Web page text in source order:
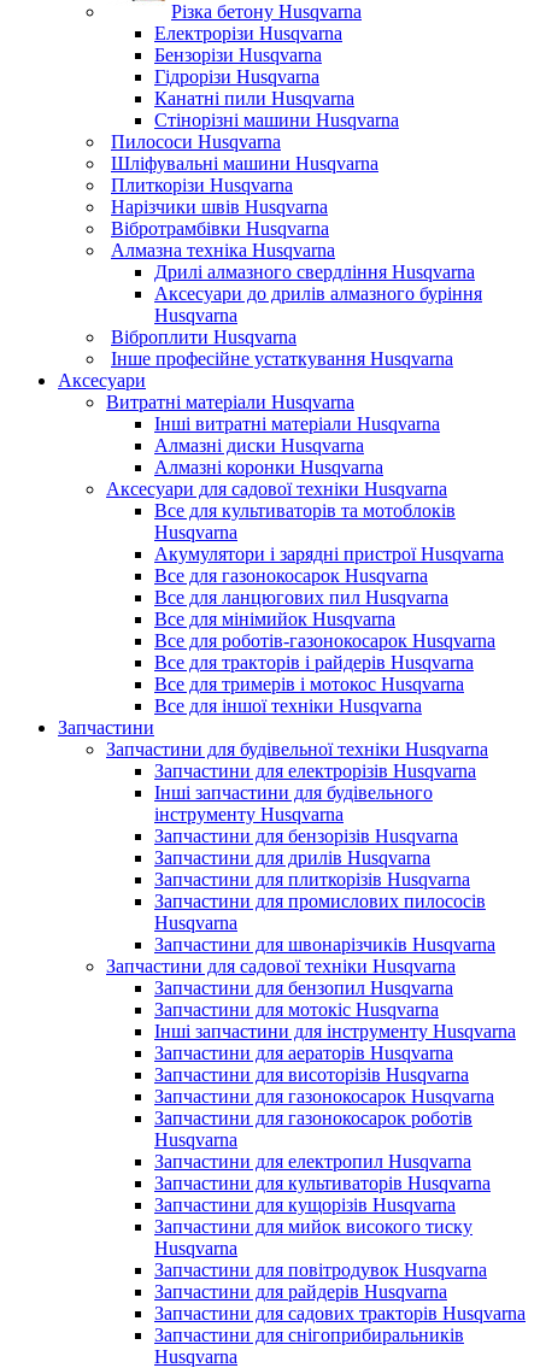
Різка бетону Husqvarna
Електрорізи Husqvarna
Бензорізи Husqvarna
Гідрорізи Husqvarna
Канатні пили Husqvarna
Стінорізні машини Husqvarna
Пилососи Husqvarna
Шліфувальні машини Husqvarna
Плиткорізи Husqvarna
Нарізчики швів Husqvarna
Вібротрамбівки Husqvarna
Алмазна техніка Husqvarna
Дрилі алмазного свердління Husqvarna
Аксесуари до дрилів алмазного буріння
Husqvarna
Віброплити Husqvarna
Інше професійне устаткування Husqvarna
Аксесуари
Витратні матеріали Husqvarna
Інші витратні матеріали Husqvarna
Алмазні диски Husqvarna
Алмазні коронки Husqvarna
Аксесуари для садової техніки Husqvarna
Все для культиваторів та мотоблоків
Husqvarna
Акумулятори і зарядні пристрої Husqvarna
Все для газонокосарок Husqvarna
Все для ланцюгових пил Husqvarna
Все для мінімийок Husqvarna
Все для роботів-газонокосарок Husqvarna
Все для тракторів і райдерів Husqvarna
Все для тримерів і мотокос Husqvarna
Все для іншої техніки Husqvarna
Запчастини
Запчастини для будівельної техніки Husqvarna
Запчастини для електрорізів Husqvarna
Інші запчастини для будівельного
інструменту Husqvarna
Запчастини для бензорізів Husqvarna
Запчастини для дрилів Husqvarna
Запчастини для плиткорізів Husqvarna
Запчастини для промислових пилососів
Husqvarna
Запчастини для швонарізчиків Husqvarna
Запчастини для садової техніки Husqvarna
Запчастини для бензопил Husqvarna
Запчастини для мотокіс Husqvarna
Інші запчастини для інструменту Husqvarna
Запчастини для аераторів Husqvarna
Запчастини для висоторізів Husqvarna
Запчастини для газонокосарок Husqvarna
Запчастини для газонокосарок роботів
Husqvarna
Запчастини для електропил Husqvarna
Запчастини для культиваторів Husqvarna
Запчастини для кущорізів Husqvarna
Запчастини для мийок високого тиску
Husqvarna
Запчастини для повітродувок Husqvarna
Запчастини для райдерів Husqvarna
Запчастини для садових тракторів Husqvarna
Запчастини для снігоприбиральників
Husqvarna